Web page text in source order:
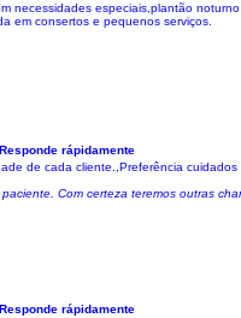
necessidades especiais,plantão
em consertos e pequenos serviços.
Responde rápidamente
de cada cliente.,Preferência
Com certeza teremos outras
Responde rápidamente